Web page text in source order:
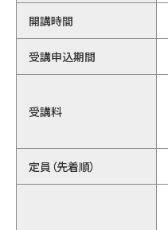
開講時間
受講申込期間
受講料
定員（先着順）